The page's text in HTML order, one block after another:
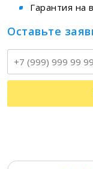
Гарантия на
Оставьте